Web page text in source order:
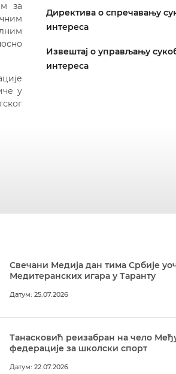
за
у
Директива о спречавању
интереса
Извештај о управљању
интереса
Свечани Медија дан тима Србије
Медитеранских игара у Таранту
Датум: 25.07.2026
Танасковић реизабран на чело
федерације за школски спорт
Датум: 22.07.2026